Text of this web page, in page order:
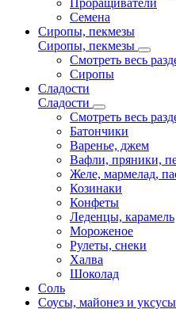
Проращиватели
Семена
Сиропы, пекмезы
Сиропы, пекмезы
Смотреть весь
Сиропы
Сладости
Сладости
Смотреть весь
Батончики
Варенье, джем
Вафли, пряники,
Желе, мармелад,
Козинаки
Конфеты
Леденцы, карамель
Мороженое
Рулеты, снеки
Халва
Шоколад
Соль
Соусы, майонез и уксусы